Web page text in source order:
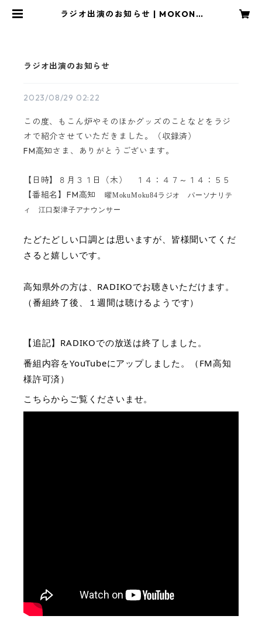
ラジオ出演のお知らせ | MOKONR
ラジオ出演のお知らせ
2023/08/29 02:22
この度、もこん炉やそのほかグッズのことなどをラジ
オで紹介させていただきました。（収録済）
FM高知さま、ありがとうございます。
【日時】８月３１日（木） １４：４７～１４：５５
【番組名】FM高知
曜MokuMoku84ラジオ パーソナリテ
ィ 江口梨津子アナウンサー
たどたどしい口調とは思いますが、皆様聞いてくだ
さると嬉しいです。
高知県外の方は、RADIKOでお聴きいただけます。
（番組終了後、１週間は聴けるようです）
【追記】RADIKOでの放送は終了しました。
番組内容をYouTubeにアップしました。（FM高知
様許可済）
こちらからご覧くださいませ。